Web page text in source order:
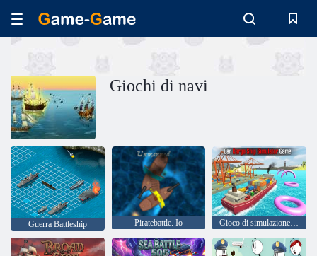
Giochi di navi
Guerra Battleship Piratebattle. Io Gioco di simulazione di navi da carico per auto